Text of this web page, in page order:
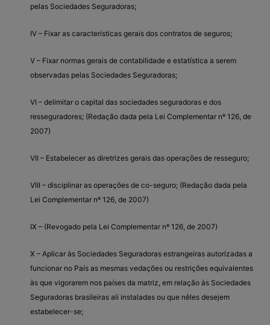
pelas Sociedades Seguradoras;
IV – Fixar as características gerais dos contratos de seguros;
V – Fixar normas gerais de contabilidade e estatística a serem
observadas pelas Sociedades Seguradoras;
VI – delimitar o capital das sociedades seguradoras e dos
resseguradores; (Redação dada pela Lei Complementar nº 126, de
2007)
VII – Estabelecer as diretrizes gerais das operações de resseguro;
VIII – disciplinar as operações de co-seguro; (Redação dada pela
Lei Complementar nº 126, de 2007)
IX – (Revogado pela Lei Complementar nº 126, de 2007)
X – Aplicar às Sociedades Seguradoras estrangeiras autorizadas a
funcionar no País as mesmas vedações ou restrições equivalentes
às que vigorarem nos países da matriz, em relação às Sociedades
Seguradoras brasileiras ali instaladas ou que nêles desejem
estabelecer-se;